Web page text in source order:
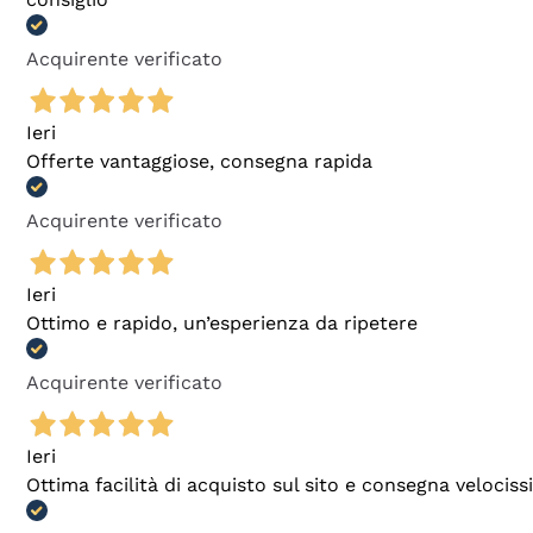
Acquirente verificato
Ieri
Offerte vantaggiose, consegna rapida
Acquirente verificato
Ieri
Ottimo e rapido, un’esperienza da ripetere
Acquirente verificato
Ieri
Ottima facilità di acquisto sul sito e consegna